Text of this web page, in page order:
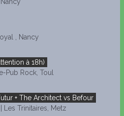
, Nancy
à 18h)
Pub Rock, Toul
+ The Architect vs Befour
Trinitaires, Metz